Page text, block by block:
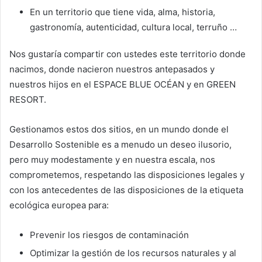
En un territorio que tiene vida, alma, historia,
gastronomía, autenticidad, cultura local, terruño …
Nos gustaría compartir con ustedes este territorio donde
nacimos, donde nacieron nuestros antepasados y
nuestros hijos en el ESPACE BLUE OCÉAN y en GREEN
RESORT.
Gestionamos estos dos sitios, en un mundo donde el
Desarrollo Sostenible es a menudo un deseo ilusorio,
pero muy modestamente y en nuestra escala, nos
comprometemos, respetando las disposiciones legales y
con los antecedentes de las disposiciones de la etiqueta
ecológica europea para:
Prevenir los riesgos de contaminación
Optimizar la gestión de los recursos naturales y al